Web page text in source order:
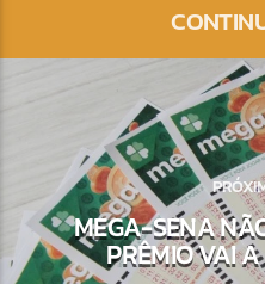
MEGA-SENA
PRÊMIO VAI